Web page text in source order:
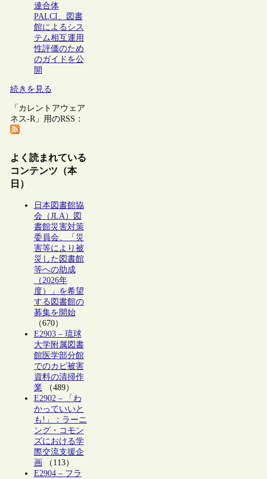
連合体
PALCI、図書
館によるシス
テム相互運用
性評価のため
のガイドを公
開
続きを見る
「カレントアウェア
ネス-R」用のRSS：
よく読まれている
コンテンツ（本
日）
日本図書館協
会（JLA）図
書館災害対策
委員会、「災
害等により被
災した図書館
等への助成
（2026年
度）」を希望
する図書館の
募集を開始
（670）
E2903 – 琉球
大学附属図書
館医学部分館
でのカビ被害
資料の清掃作
業（489）
E2902 – 「わ
かっていいと
も!」：ラーニ
ング・コモン
ズにおける学
際交流支援企
画 （113）
E2904 – フラ